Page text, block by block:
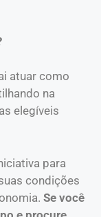
atuar como
na
elegíveis
para
condições
Se você